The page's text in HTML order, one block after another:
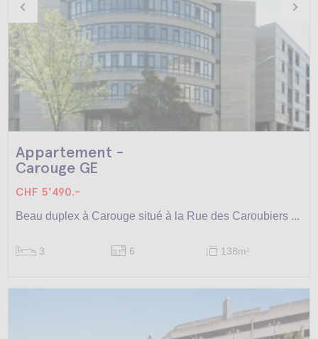
Appartement -
Carouge GE
CHF 5'490.-
Beau duplex à Carouge situé à la Rue des Caroubiers ...
3 6 138m2